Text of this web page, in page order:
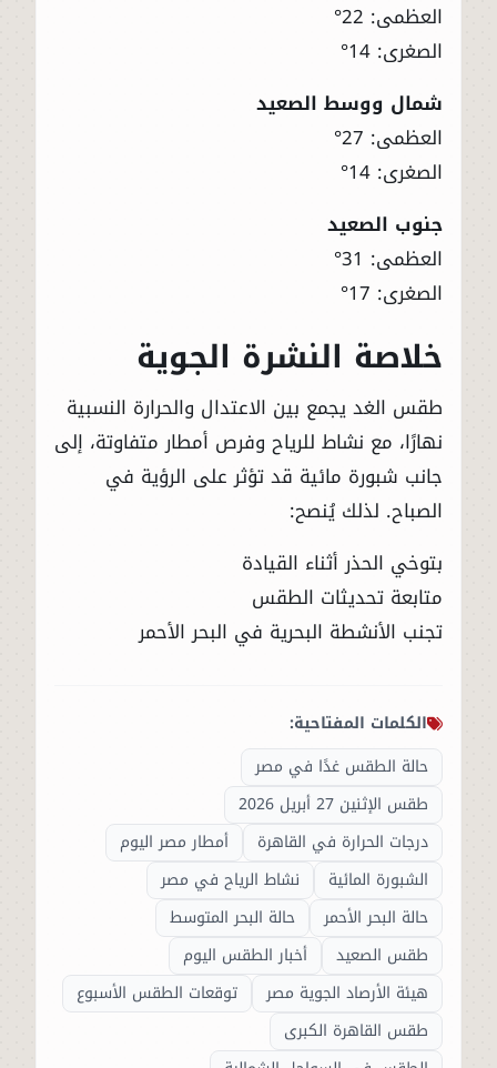
العظمى: 22°
الصغرى: 14°
شمال ووسط الصعيد
العظمى: 27°
الصغرى: 14°
جنوب الصعيد
العظمى: 31°
الصغرى: 17°
خلاصة النشرة الجوية
طقس الغد يجمع بين الاعتدال والحرارة النسبية
نهارًا، مع نشاط للرياح وفرص أمطار متفاوتة، إلى
جانب شبورة مائية قد تؤثر على الرؤية في
الصباح. لذلك يُنصح:
بتوخي الحذر أثناء القيادة
متابعة تحديثات الطقس
تجنب الأنشطة البحرية في البحر الأحمر
الكلمات المفتاحية:
حالة الطقس غدًا في مصر
طقس الإثنين 27 أبريل 2026
درجات الحرارة في القاهرة
أمطار مصر اليوم
الشبورة المائية
نشاط الرياح في مصر
حالة البحر الأحمر
حالة البحر المتوسط
طقس الصعيد
أخبار الطقس اليوم
هيئة الأرصاد الجوية مصر
توقعات الطقس الأسبوع
طقس القاهرة الكبرى